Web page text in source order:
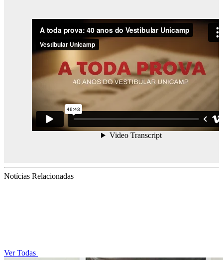
Notícias Relacionadas
Ver Todas